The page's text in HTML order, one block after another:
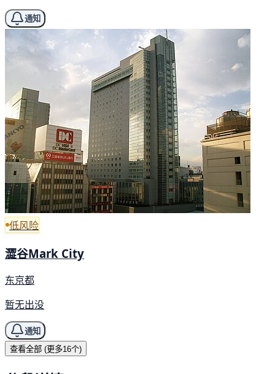
通知
低风险
澀谷Mark City
东京都
暂无出没
通知
查看全部 (更多16个)